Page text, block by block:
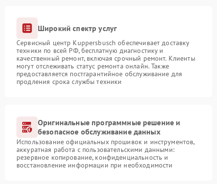
Широкий спектр услуг
Сервисный центр Kuppersbusch обеспечивает доставку
техники по всей РФ, бесплатную диагностику и
качественный ремонт, включая срочный ремонт. Клиенты
могут отслеживать статус ремонта онлайн. Также
предоставляется постгарантийное обслуживание для
продления срока службы техники
Оригинальные программные решение и
безопасное обслуживание данных
Использование официальных прошивок и инструментов,
аккуратная работа с пользовательскими данными:
резервное копирование, конфиденциальность и
восстановление информации при необходимости